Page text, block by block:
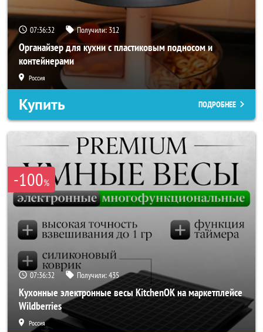
07:36:30 Получили:312
Органайзер для кухни с пластиковым подносом и
контейнерами
Россия
Купить ПОДРОБНЕЕ
-100%
07:36:30 Получили:435
Кухонные электронные весы KitchenOK на маркетплейсе
Wildberries
Россия